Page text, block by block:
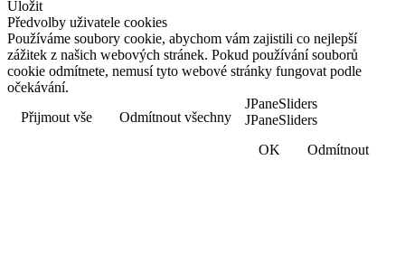
Uložit
Předvolby uživatele cookies
Používáme soubory cookie, abychom vám zajistili co nejlepší
zážitek z našich webových stránek. Pokud používání souborů
cookie odmítnete, nemusí tyto webové stránky fungovat podle
očekávání.
Přijmout vše
Odmítnout všechny
JPaneSliders
JPaneSliders
OK
Odmítnout